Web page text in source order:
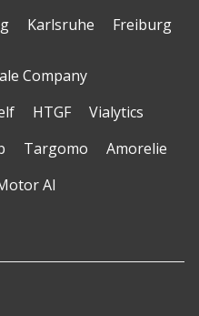
Karlsruhe Freiburg
Company
HTGF
Vialytics
Targomo
Amorelie
AI